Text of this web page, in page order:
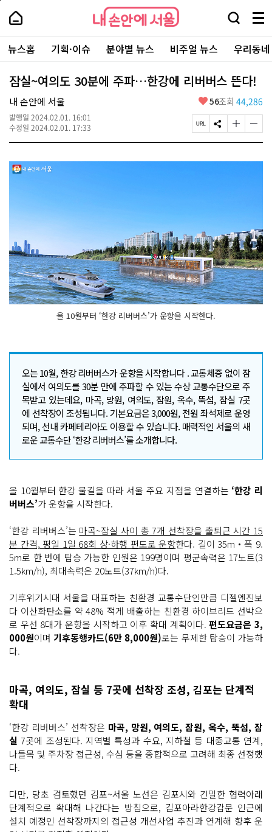
본
로
가
내
손
안
에
서
울
-
서
울
시
대
표
소
포
털
내
손
에
울
검
창
열
기
메
뉴
전
체
보
주
요
서
뉴스홈 기획·이슈 분야별 뉴스 비주얼 뉴스 우리동
잠실~여의도 30분에 주파…한강에 리버버스 뜬다!
내 손안에 서울
발행일 2024.02.01. 16:01
수정일 2024.02.01. 17:33
좋
요
56조회 44,286
페
이
U
S
N
공
글
자
기
글
자
기
올 10월부터 ‘한강 리버버스’가 운항을 시작한다.
오는 10월, 한강 리버버스가 운항을 시작합니다 . 교통체증 없이 잠
실에서 여의도를 30분 만에 주파할 수 있는 수상 교통수단으로 주
목받고 있는데요, 마곡, 망원, 여의도, 잠원, 옥수, 뚝섬, 잠실 7곳
에 선착장이 조성됩니다. 기본요금은 3,000원, 전원 좌석제로 운영
되며, 선내 카페테리아도 이용할 수 있습니다. 매력적인 서울의 새
로운 교통수단 ‘한강 리버버스’를 소개합니다.
올 10월부터 한강 물길을 따라 서울 주요 지점을 연결하는 ‘한강 리
버버스’가 운항을 시작한다.
‘한강 리버버스’는 마곡~잠실 사이 총 7개 선착장을 출퇴근 시간 15
분 간격, 평일 1일 68회 상·하행 편도로 운항한다. 길이 35m‧폭 9.
5m로 한 번에 탑승 가능한 인원은 199명이며 평균속력은 17노트(3
1.5km/h), 최대속력은 20노트(37km/h)다.
기후위기시대 서울을 대표하는 친환경 교통수단인만큼 디젤엔진보
다 이산화탄소를 약 48% 적게 배출하는 친환경 하이브리드 선박으
로 우선 8대가 운항을 시작하고 이후 확대 계획이다.편도요금은 3,
000원이며기후동행카드(6만 8,000원)로는 무제한 탑승이 가능하
다.
마곡, 여의도, 잠실 등 7곳에 선착장 조성, 김포는 단계적
확대
‘한강 리버버스’ 선착장은 마곡, 망원, 여의도, 잠원, 옥수, 뚝섬, 잠
실 7곳에 조성된다. 지역별 특성과 수요, 지하철 등 대중교통 연계,
나들목 및 주차장 접근성, 수심 등을 종합적으로 고려해 최종 선정했
다.
다만, 당초 검토했던 김포~서울 노선은 김포시와 긴밀한 협력아래
단계적으로 확대해 나간다는 방침으로, 김포아라한강갑문 인근에
설치 예정인 선착장까지의 접근성 개선사업 추진과 연계해 향후 운
페
상
단
로